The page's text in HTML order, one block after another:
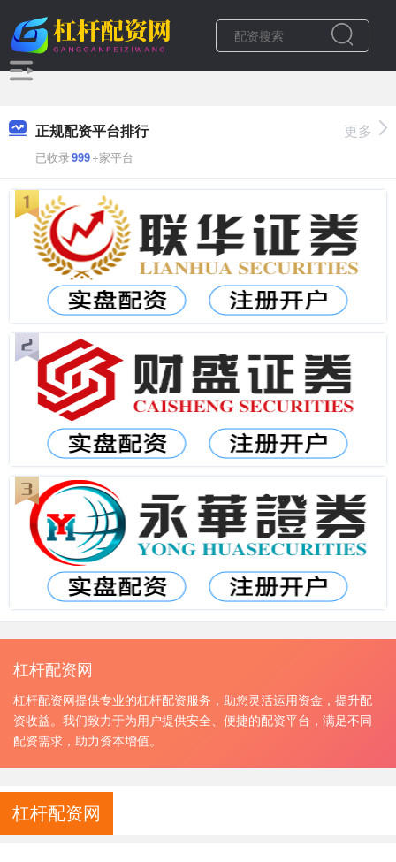
正规配资平台排行
已收录999+家平台
更多
杠杆配资网
杠杆配资网提供专业的杠杆配资服务，助您灵活运用资金，提升配
资收益。我们致力于为用户提供安全、便捷的配资平台，满足不同
配资需求，助力资本增值。
杠杆配资网